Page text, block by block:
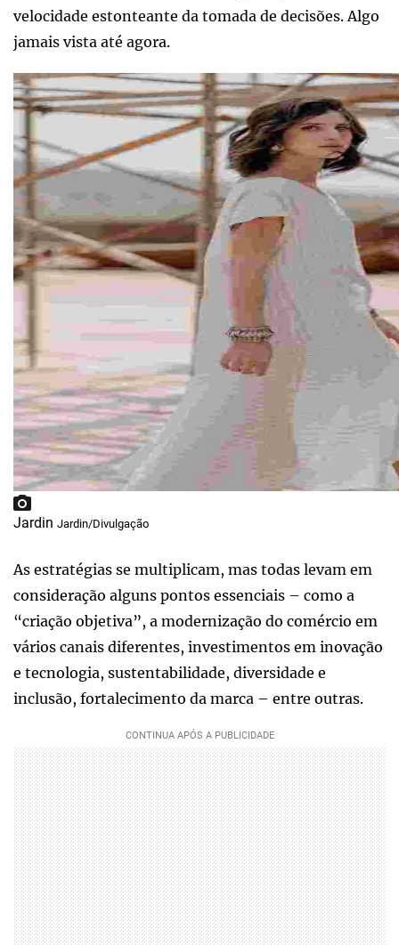
velocidade estonteante da tomada de decisões. Algo
jamais vista até agora.
Jardin Jardin/Divulgação
As estratégias se multiplicam, mas todas levam em
consideração alguns pontos essenciais – como a
“criação objetiva”, a modernização do comércio em
vários canais diferentes, investimentos em inovação
e tecnologia, sustentabilidade, diversidade e
inclusão, fortalecimento da marca – entre outras.